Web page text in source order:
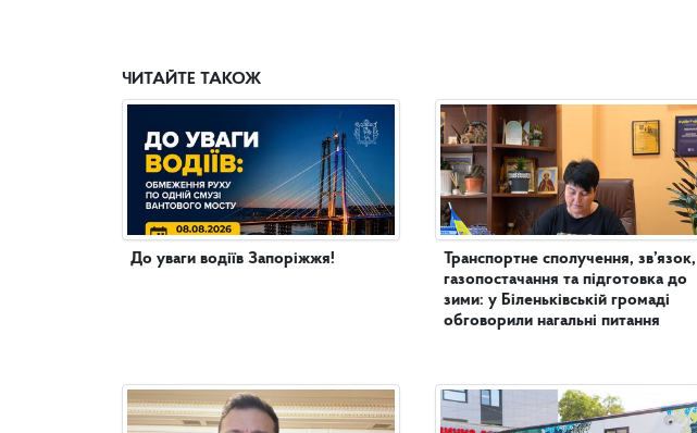
ЧИТАЙТЕ ТАКОЖ
До уваги водіїв Запоріжжя!
Транспортне сполучення, зв’язок,
газопостачання та підготовка до
зими: у Біленьківській громаді
обговорили нагальні питання